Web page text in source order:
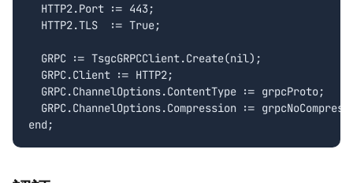
  HTTP2.Port := 443;
  HTTP2.TLS  := True;
  GRPC := TsgcGRPCClient.Create(nil);
  GRPC.Client := HTTP2;
  GRPC.ChannelOptions.ContentType := grpcProto;
GRPC.ChannelOptions.Compression :=
end;